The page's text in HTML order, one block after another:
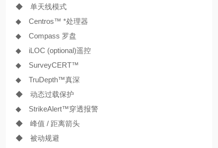
◆ 单天线模式
◆ Centros™ *处理器
◆ Compass 罗盘
◆ iLOC (optional)遥控
◆ SurveyCERT™
◆ TruDepth™真深
◆ 动态过载保护
◆ StrikeAlert™穿透报警
◆ 峰值 / 距离箭头
◆ 被动规避